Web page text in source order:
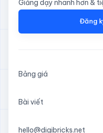
Giảng dạy nhanh hơn &
Đăng
Bảng giá
Bài viết
hello@digibricks.net